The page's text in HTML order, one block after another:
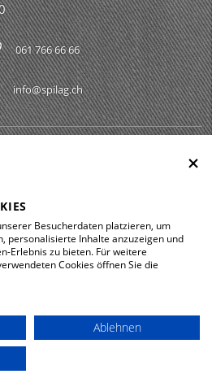
061 766 66 66
info@spilag.ch
Spilag AG
Besucherdaten platzieren, um
personalisierte Inhalte anzuzeigen und
Erlebnis zu bieten. Für weitere
Cookies öffnen Sie die
Ablehnen